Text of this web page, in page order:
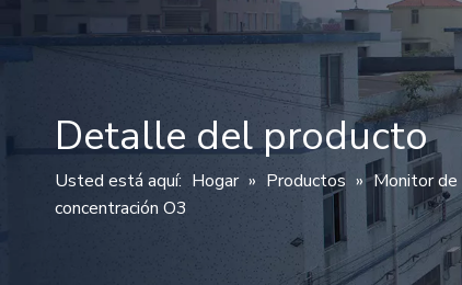
Detalle del producto
Usted está aquí: Hogar » Productos » Monitor de
concentración O3